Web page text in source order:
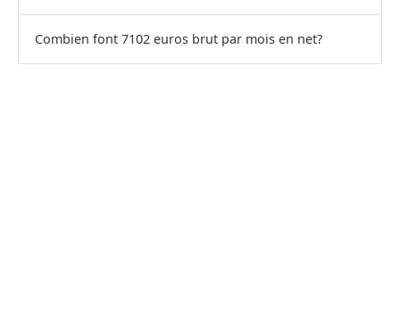
Combien font 7102 euros brut par mois en net?